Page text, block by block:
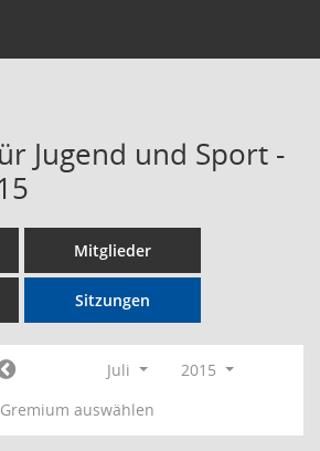
Jugend und Sport -
Mitglieder
Sitzungen
Juli
2015
Gremium auswählen